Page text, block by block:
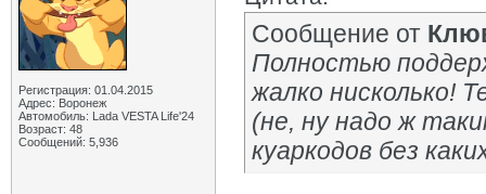
Регистрация: 01.04.2015
Адрес: Воронеж
Автомобиль: Lada VESTA Life'24
Возраст: 48
Сообщений: 5,936
Сообщение от
Полностью
жалко нисколько!
(не, ну надо ж
куаркодов без